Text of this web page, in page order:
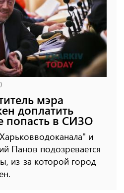
мэра
доплатить
попасть в СИЗО
и
Панов подозревается
из-за которой город